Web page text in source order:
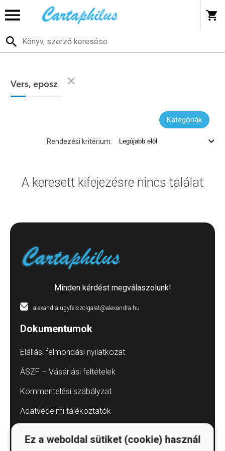
Vers, eposz
Kategóriák
Rendezési kritérium:
A keresett kifejezésre nincs találat
Minden kérdést megválaszolunk!
alexandra.ugyfelszolgalat@alexandra.hu
Dokumentumok
Elállási felmondási nyilatkozat
ÁSZF – Vásárlási feltételek
Kommentelési szabályzat
Adatvédelmi tájékoztatók
Ez a weboldal sütiket (cookie) használ